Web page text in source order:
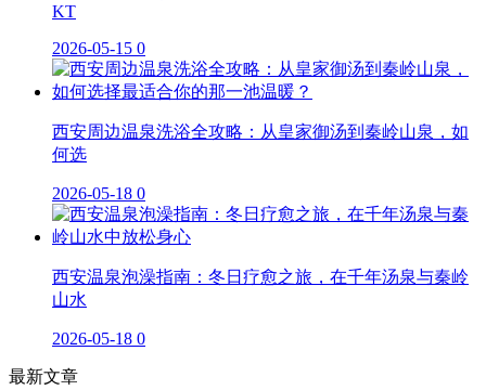
KT
2026-05-15 0
西安周边温泉洗浴全攻略：从皇家御汤到秦岭山泉，如
何选
2026-05-18 0
西安温泉泡澡指南：冬日疗愈之旅，在千年汤泉与秦岭
山水
2026-05-18 0
最新文章